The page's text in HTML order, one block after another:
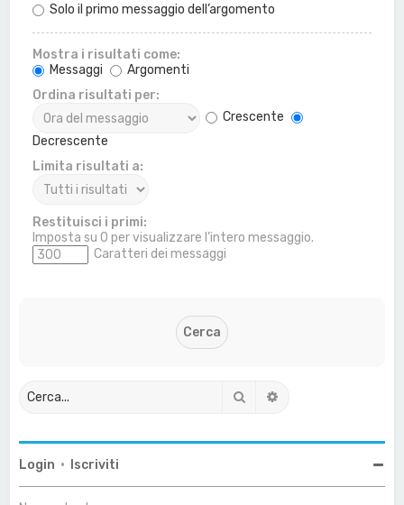
Solo il primo messaggio dell’argomento
Mostra i risultati come:
Messaggi
Argomenti
Ordina risultati per:
Crescente
Decrescente
Limita risultati a:
Restituisci i primi:
Imposta su 0 per visualizzare l’intero messaggio.
Caratteri dei messaggi
Cerca
Login • Iscriviti